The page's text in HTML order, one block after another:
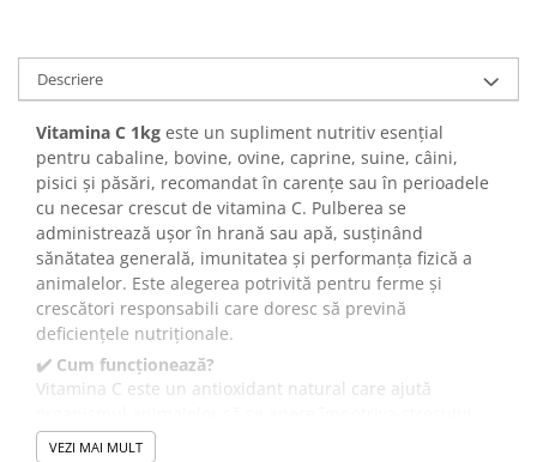
Descriere
Vitamina C 1kg este un supliment nutritiv esențial
pentru cabaline, bovine, ovine, caprine, suine, câini,
pisici și păsări, recomandat în carențe sau în perioadele
cu necesar crescut de vitamina C. Pulberea se
administrează ușor în hrană sau apă, susținând
sănătatea generală, imunitatea și performanța fizică a
animalelor. Este alegerea potrivită pentru ferme și
crescători responsabili care doresc să prevină
deficiențele nutriționale.
✔️ Cum funcționează?
Vitamina C este un antioxidant natural care ajută
oxidativ și să mențină funcțiile metabolice normale.
VEZI MAI MULT